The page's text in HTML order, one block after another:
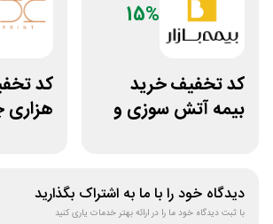
15%
کد تخفیف خرید
بیمه آتش سوزی و
هزاری
دیدگاه خود را با ما به اشتراک بگذارید
با ثبت دیدگاه خود ما را در ارائه بهتر خدمات یاری کنید